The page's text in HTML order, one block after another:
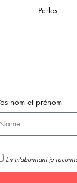
Perles
nom et prénom
En m'abonnant je